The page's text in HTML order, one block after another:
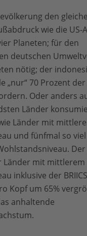
den
wie die US-
Planeten; für den
deutschen
nötig; der
„nur“ 70 Prozent
Oder anders
Länder
Länder mit
und fünfmal so
Der
Länder mit mittlerem
inklusive der
Kopf um 65%
anhaltende